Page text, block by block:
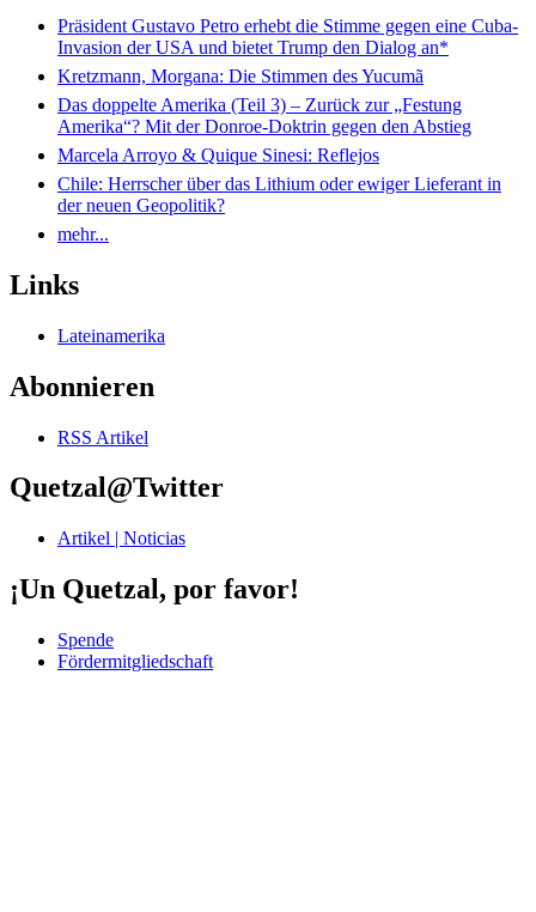
Präsident Gustavo Petro erhebt die Stimme gegen eine Cuba-
Invasion der USA und bietet Trump den Dialog an*
Kretzmann, Morgana: Die Stimmen des Yucumã
Das doppelte Amerika (Teil 3) – Zurück zur „Festung
Amerika“? Mit der Donroe-Doktrin gegen den Abstieg
Marcela Arroyo & Quique Sinesi: Reflejos
Chile: Herrscher über das Lithium oder ewiger Lieferant in
der neuen Geopolitik?
mehr...
Links
Lateinamerika
Abonnieren
RSS Artikel
Quetzal@Twitter
Artikel | Noticias
¡Un Quetzal, por favor!
Spende
Fördermitgliedschaft